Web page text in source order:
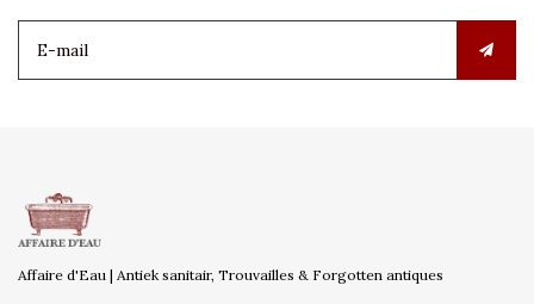
Affaire d'Eau | Antiek sanitair, Trouvailles & Forgotten antiques